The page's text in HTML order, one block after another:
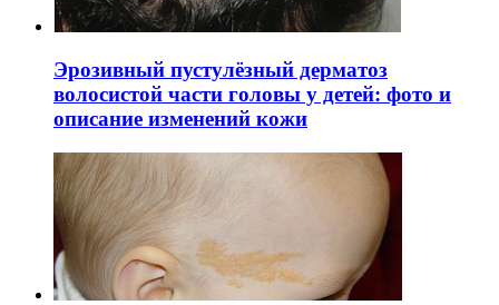
Эрозивный пустулёзный дерматоз
волосистой части головы у детей: фото и
описание изменений кожи